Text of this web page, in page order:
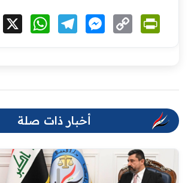
Facebook WhatsAppTelegramMessenger
Copy
Link
أخبار ذات صلة